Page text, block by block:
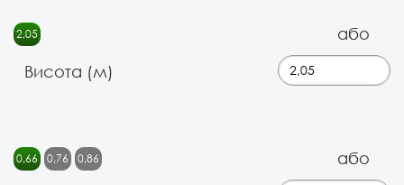
2,05
або
Висота (м)
0,66 0,76 0,86
або